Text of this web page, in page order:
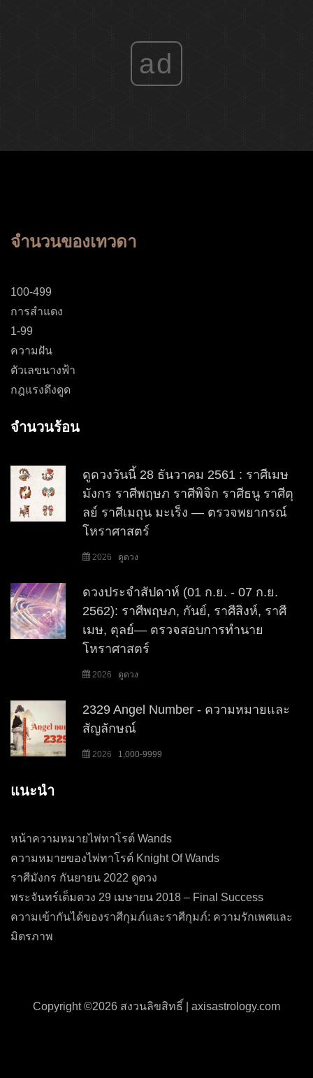
ad
จำนวนของเทวดา
100-499
การสำแดง
1-99
ความฝัน
ตัวเลขนางฟ้า
กฎแรงดึงดูด
จำนวนร้อน
ดูดวงวันนี้ 28 ธันวาคม 2561 : ราศีเมษ
มังกร ราศีพฤษภ ราศีพิจิก ราศีธนู ราศีตุ
ลย์ ราศีเมถุน มะเร็ง — ตรวจพยากรณ์
โหราศาสตร์
2026 ดูดวง
ดวงประจำสัปดาห์ (01 ก.ย. - 07 ก.ย.
2562): ราศีพฤษภ, กันย์, ราศีสิงห์, ราศี
เมษ, ตุลย์— ตรวจสอบการทำนาย
โหราศาสตร์
2026 ดูดวง
2329 Angel Number - ความหมายและ
สัญลักษณ์
2026 1,000-9999
แนะนำ
หน้าความหมายไพ่ทาโรต์ Wands
ความหมายของไพ่ทาโรต์ Knight Of Wands
ราศีมังกร กันยายน 2022 ดูดวง
พระจันทร์เต็มดวง 29 เมษายน 2018 – Final Success
ความเข้ากันได้ของราศีกุมภ์และราศีกุมภ์: ความรักเพศและ
มิตรภาพ
Copyright ©2026 สงวนลิขสิทธิ์ | axisastrology.com